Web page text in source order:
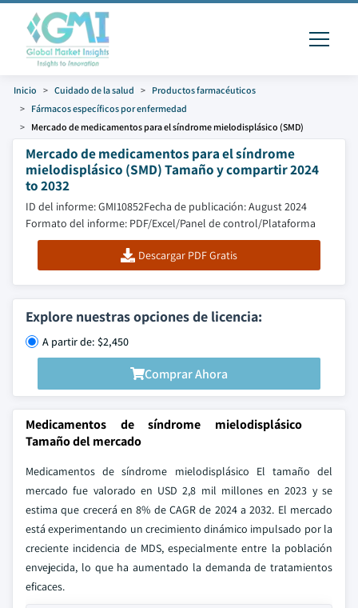
Inicio Cuidado de la salud
Productos farmacéuticos
Fármacos específicos por enfermedad
Mercado de medicamentos para el síndrome mielodisplásico (SMD)
Mercado de medicamentos para el síndrome
mielodisplásico (SMD) Tamaño y compartir 2024
to 2032
ID del informe: GMI10852Fecha de publicación: August 2024
Formato del informe: PDF/Excel/Panel de control/Plataforma
Descargar PDF Gratis
Explore nuestras opciones de licencia:
A partir de: $2,450
Comprar Ahora
Medicamentos de síndrome mielodisplásico
Tamaño del mercado
Medicamentos de síndrome mielodisplásico El tamaño del
mercado fue valorado en USD 2,8 mil millones en 2023 y se
estima que crecerá en 8% de CAGR de 2024 a 2032. El mercado
está experimentando un crecimiento dinámico impulsado por la
creciente incidencia de MDS, especialmente entre la población
envejecida, lo que ha aumentado la demanda de tratamientos
eficaces.